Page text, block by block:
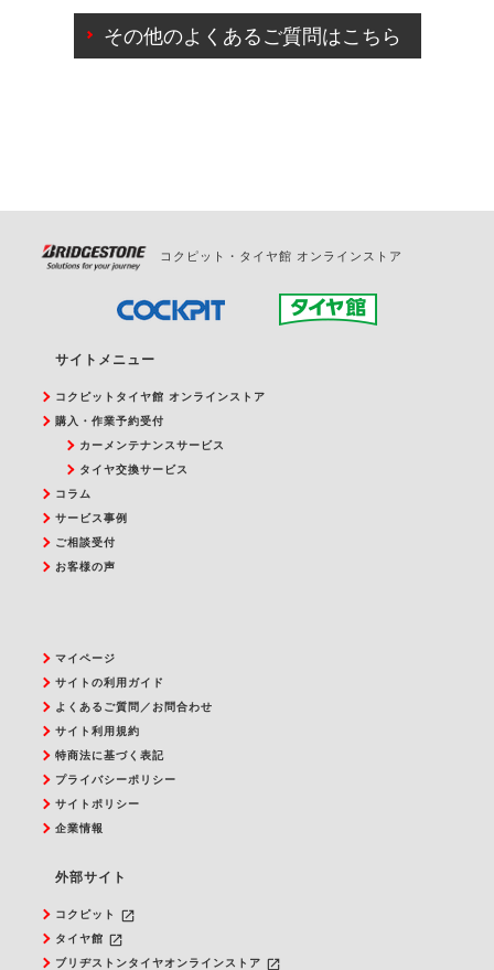
ご来店予約日の3営業日前を過ぎている場合のご予約
の日時変更につきましては、直接ご予約の店舗まで
その他のよくあるご質問はこちら
コクピット・タイヤ館 オンラインストア
サイトメニュー
コクピットタイヤ館 オンラインストア
購入・作業予約受付
カーメンテナンスサービス
タイヤ交換サービス
コラム
サービス事例
ご相談受付
お客様の声
マイページ
サイトの利用ガイド
よくあるご質問／お問合わせ
サイト利用規約
特商法に基づく表記
プライバシーポリシー
サイトポリシー
企業情報
外部サイト
コクピット launch
タイヤ館 launch
ブリヂストンタイヤオンラインストア launch